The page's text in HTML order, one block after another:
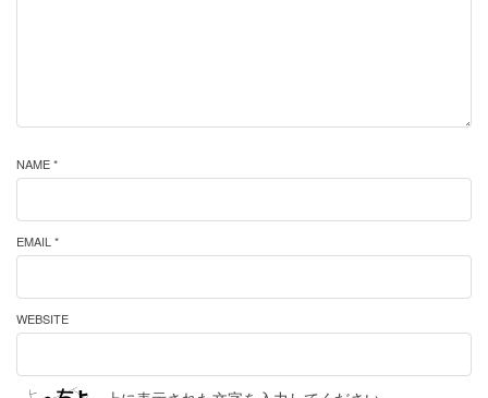
NAME *
EMAIL *
WEBSITE